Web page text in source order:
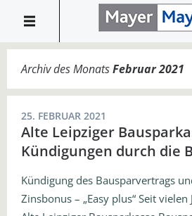
Archiv des MonatsFebruar 2021
25. FEBRUAR 2021
Alte Leipziger
Kündigungen durch die
Kündigung des Bausparvertrags
Zinsbonus – „Easy plus“ Seit